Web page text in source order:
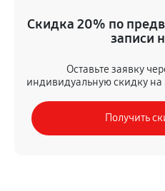
450 руб
630 руб
Замена шнура питания
450 руб
Скидка 20% по
записи
Оставьте заявку
индивидуальную скидку на
Получить